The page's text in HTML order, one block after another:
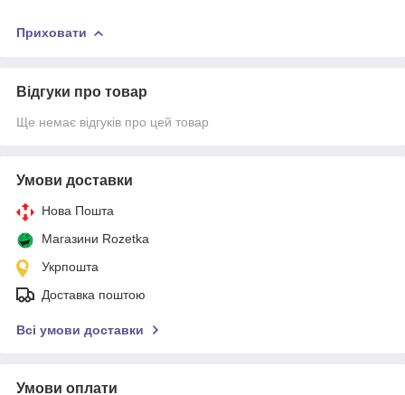
Приховати
Відгуки про товар
Ще немає відгуків про цей товар
Умови доставки
Нова Пошта
Магазини Rozetka
Укрпошта
Доставка поштою
Всі умови доставки
Умови оплати